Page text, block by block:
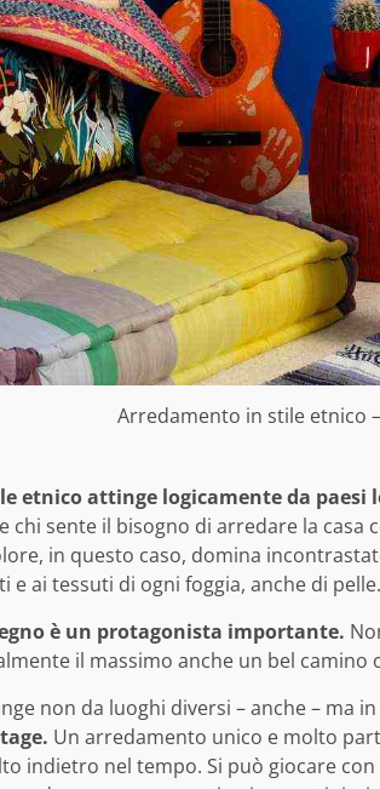
Arredamento in stile etnico
etnico attinge logicamente da paesi
chi sente il bisogno di arredare la
in questo caso, domina
e ai tessuti di ogni foggia, anche di pelle.
è un protagonista importante.
il massimo anche un bel camino
non da luoghi diversi – anche – ma
Un arredamento unico e molto
indietro nel tempo. Si può giocare